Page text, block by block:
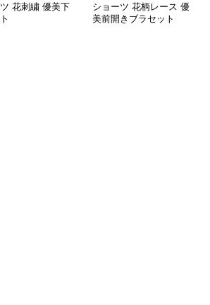
花刺繍 優美下
ショーツ 花柄レース 優
美前開きブラセット